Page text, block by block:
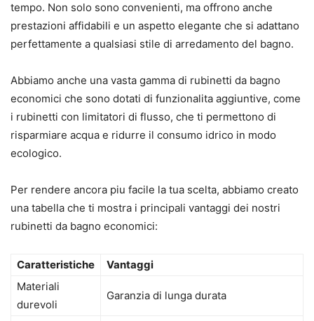
tempo. Non solo sono convenienti, ma offrono anche
prestazioni affidabili e un aspetto elegante che si adattano
perfettamente a qualsiasi stile di arredamento del bagno.
Abbiamo anche una vasta gamma di rubinetti da bagno
economici che sono dotati di funzionalita aggiuntive, come
i rubinetti con limitatori di flusso, che ti permettono di
risparmiare acqua e ridurre il consumo idrico in modo
ecologico.
Per rendere ancora piu facile la tua scelta, abbiamo creato
una tabella che ti mostra i principali vantaggi dei nostri
rubinetti da bagno economici:
Caratteristiche
Vantaggi
Materiali
durevoli
Garanzia di lunga durata